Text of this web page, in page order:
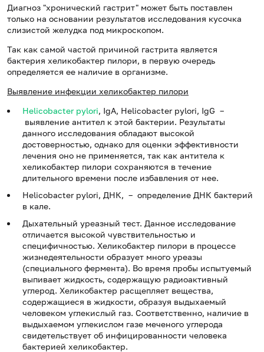
Диагноз "хронический гастрит" может быть поставлен
только на основании результатов исследования кусочка
слизистой желудка под микроскопом.
Так как самой частой причиной гастрита является
бактерия хеликобактер пилори, в первую очередь
определяется ее наличие в организме.
Выявление инфекции хеликобактер пилори
Helicobacter pylori, IgA, Helicobacter pylori, IgG –
выявление антител к этой бактерии. Результаты
данного исследования обладают высокой
достоверностью, однако для оценки эффективности
лечения оно не применяется, так как антитела к
хеликобактер пилори сохраняются в течение
длительного времени после избавления от нее.
Helicobacter pylori, ДНК, – определение ДНК бактерий
в кале.
Дыхательный уреазный тест. Данное исследование
отличается высокой чувствительностью и
специфичностью. Хеликобактер пилори в процессе
жизнедеятельности образует много уреазы
(специального фермента). Во время пробы испытуемый
выпивает жидкость, содержащую радиоактивный
углерод. Хеликобактер расщепляет вещества,
содержащиеся в жидкости, образуя выдыхаемый
человеком углекислый газ. Соответственно, наличие в
выдыхаемом углекислом газе меченого углерода
свидетельствует об инфицированности человека
бактерией хеликобактер.